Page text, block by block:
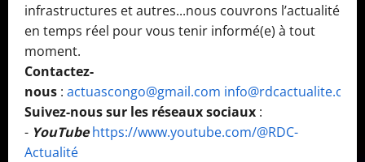
infrastructures et autres...nous couvrons l’actualité
en temps réel pour vous tenir informé(e) à tout
moment.
Contactez-
nous : actuascongo@gmail.com info@rdcactualite.com
Suivez-nous sur les réseaux sociaux :
- YouTube https://www.youtube.com/@RDC-
Actualité